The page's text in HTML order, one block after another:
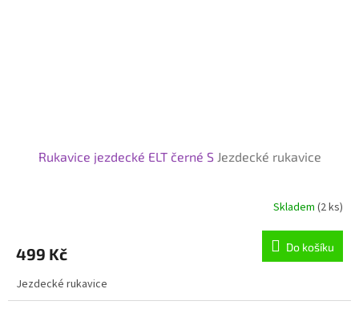
Rukavice jezdecké ELT černé S Jezdecké rukavice
Skladem (2 ks)
499 Kč Do košíku
Jezdecké rukavice